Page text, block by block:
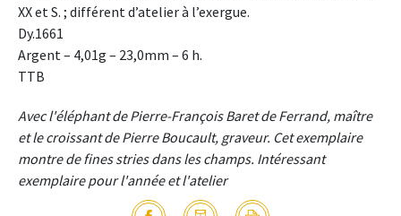
XX et S. ; différent d’atelier à l’exergue.
Dy.1661
Argent – 4,01g – 23,0mm – 6 h.
TTB
Avec l'éléphant de Pierre-François Baret de Ferrand, maître
et le croissant de Pierre Boucault, graveur. Cet exemplaire
montre de fines stries dans les champs. Intéressant
exemplaire pour l'année et l'atelier